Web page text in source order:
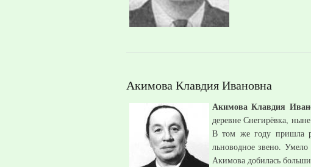
Акимова Клавдия Ивановна
Акимова Клавдия
деревне Снегирёвка,
В том же году пришла
льноводное звено.
Акимова добилась